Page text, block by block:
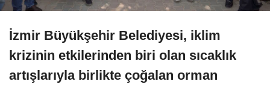
İzmir Büyükşehir Belediyesi, iklim
krizinin etkilerinden biri olan sıcaklık
artışlarıyla birlikte çoğalan orman